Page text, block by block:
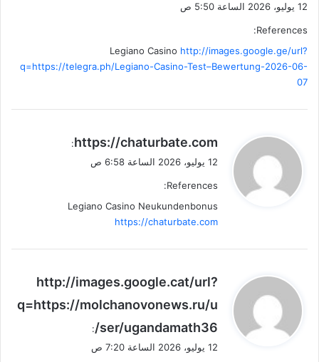
12 يوليو، 2026 الساعة 5:50 ص
References:
Legiano Casino http://images.google.ge/url?
q=https://telegra.ph/Legiano-Casino-Test–Bewertung-2026-06-
07
ي
ق
ل
https://chaturbate.com
:
12 يوليو، 2026 الساعة 6:58 ص
References:
Legiano Casino Neukundenbonus
https://chaturbate.com
ي
و
ل
http://images.google.cat/url?
q=https://molchanovonews.ru/u
ser/ugandamath36/
:
12 يوليو، 2026 الساعة 7:20 ص